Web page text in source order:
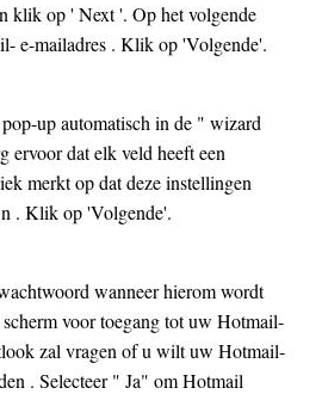
klik op ' Next '. Op het volgende
e-mailadres . Klik op 'Volgende'.
up automatisch in de " wizard
ervoor dat elk veld heeft een
merkt op dat deze instellingen
. Klik op 'Volgende'.
wanneer hierom wordt
voor toegang tot uw Hotmail-
zal vragen of u wilt uw Hotmail-
. Selecteer " Ja" om Hotmail